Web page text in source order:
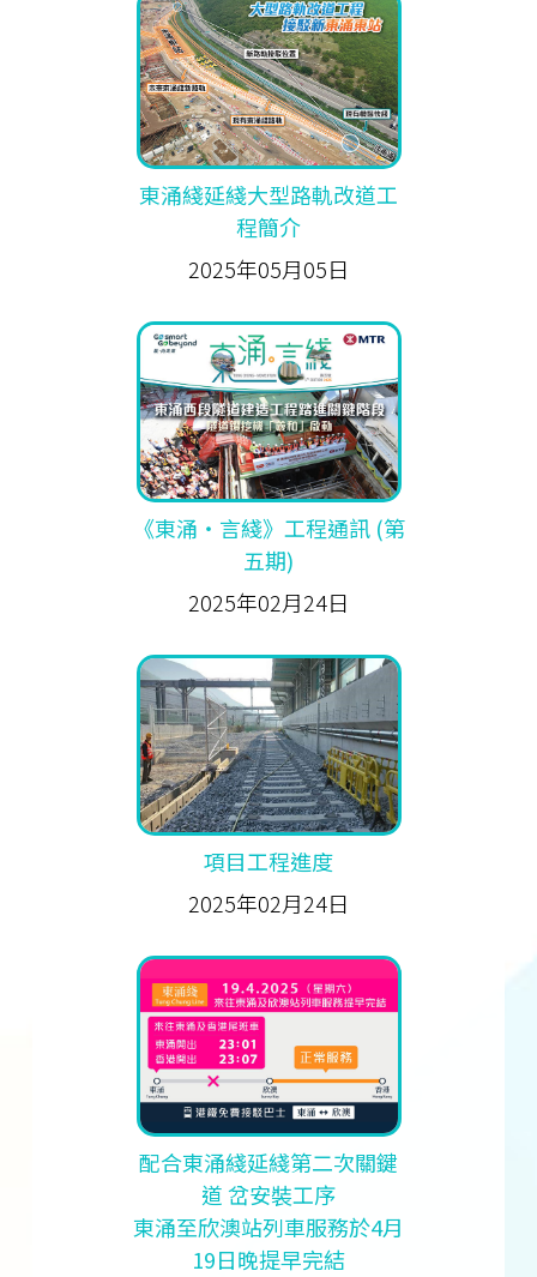
東涌綫延綫大型路軌改道工
程簡介
2025年05月05日
《東涌‧言綫》工程通訊 (第
五期)
2025年02月24日
項目工程進度
2025年02月24日
配合東涌綫延綫第二次關鍵
道 岔安裝工序
東涌至欣澳站列車服務於4月
19日晚提早完結